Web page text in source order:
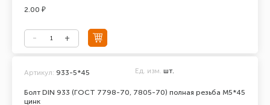
2.00 ₽
Болт DIN 933 (ГОСТ 7798-70, 7805-70) полная резьба М5*45
цинк
Артикул: 933-5*45 Ед. изм. шт.